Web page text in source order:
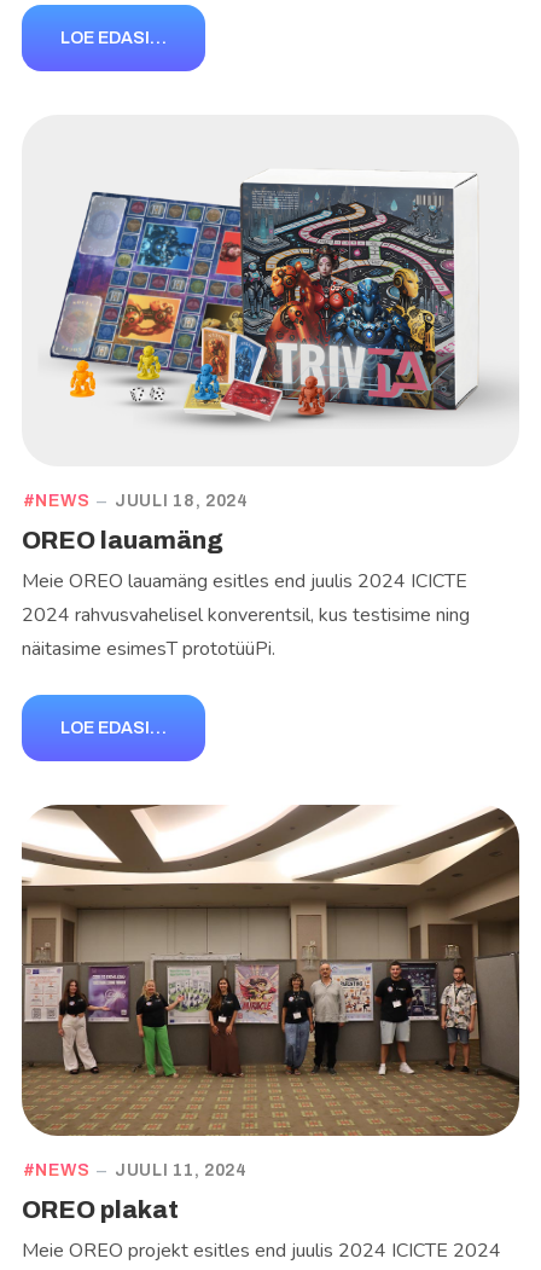
LOE EDASI…
NEWS JUULI 18, 2024
OREO lauamäng
Meie OREO lauamäng esitles end juulis 2024 ICICTE
2024 rahvusvahelisel konverentsil, kus testisime ning
näitasime esimesT prototüüPi.
LOE EDASI…
NEWS JUULI 11, 2024
OREO plakat
Meie OREO projekt esitles end juulis 2024 ICICTE 2024